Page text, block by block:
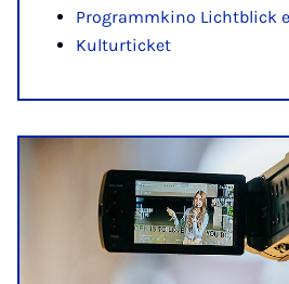
Programmkino Lichtblick
Kulturticket